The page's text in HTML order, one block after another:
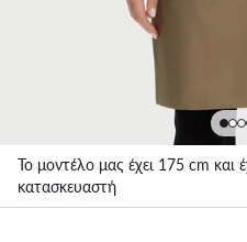
Το μοντέλο μας έχει 175 cm και
κατασκευαστή